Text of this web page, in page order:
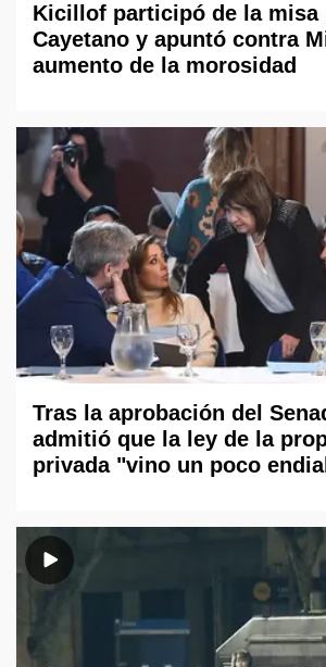
Kicillof participó de la misa
Cayetano y apuntó contra
aumento de la morosidad
Tras la aprobación del
admitió que la ley de la
privada "vino un poco